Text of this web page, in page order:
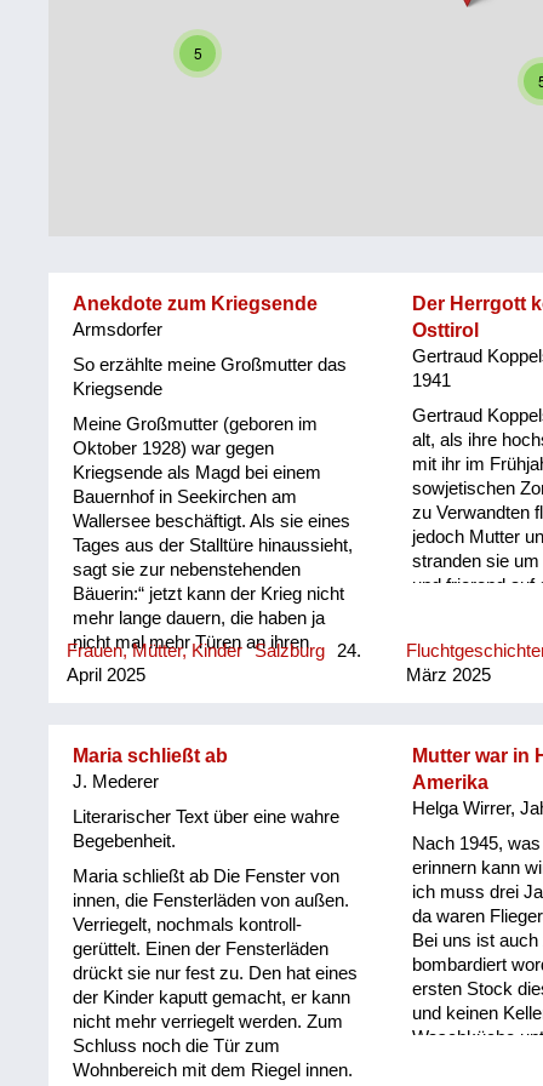
Steiermark
Tirol
Fluchtgeschichten
Staatsvertrag
Wohnen
sonstiges
5
Anekdote zum Kriegsende
Armsdorfer
So erzählte meine Großmutter das
Kriegsende
Meine Großmutter (geboren im
Oktober 1928) war gegen
Kriegsende als Magd bei einem
Bauernhof in Seekirchen am
Wallersee beschäftigt. Als sie eines
Tages aus der Stalltüre hinaussieht,
sagt sie zur nebenstehenden
Bäuerin:“ jetzt kann der Krieg nicht
mehr lange dauern, die haben ja
nicht mal mehr Türen an ihren
Wägen!“ Darauf erwiderte die
Bäuerin: „Dummes Dirndl, das sind
Frauen, Mütter, Kinder Salzburg
24.
April 2025
Der Herrgott
Osttirol
Gertraud
1941
Gertraud
alt, als ihre
mit ihr im
sowjetischen
zu Verwandten
jedoch Mutter
stranden sie
und frierend auf
März 2025
Maria schließt ab
J. Mederer
Literarischer Text über eine wahre
Begebenheit.
Maria schließt ab Die Fenster von
innen, die Fensterläden von außen.
Verriegelt, nochmals kontroll-
gerüttelt. Einen der Fensterläden
drückt sie nur fest zu. Den hat eines
der Kinder kaputt gemacht, er kann
nicht mehr verriegelt werden. Zum
Schluss noch die Tür zum
Wohnbereich mit dem Riegel innen.
Mutter war in
Amerika
Helga Wirrer,
Nach 1945,
erinnern kann
ich muss drei
da waren
Bei uns ist
bombardiert
ersten Stock
und keinen
Waschküche